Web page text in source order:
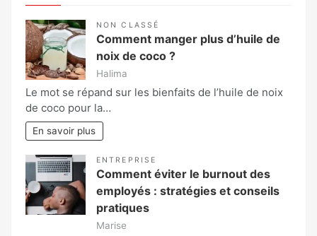
NON CLASSÉ
Comment manger plus d’huile de
noix de coco ?
Halima
Le mot se répand sur les bienfaits de l’huile de noix
de coco pour la…
En savoir plus
ENTREPRISE
Comment éviter le burnout des
employés : stratégies et conseils
pratiques
Marise